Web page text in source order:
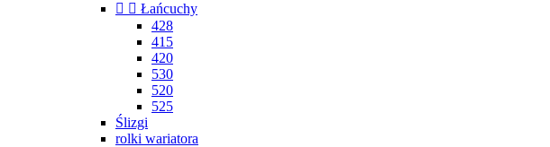
  Łańcuchy
428
415
420
530
520
525
Ślizgi
rolki wariatora